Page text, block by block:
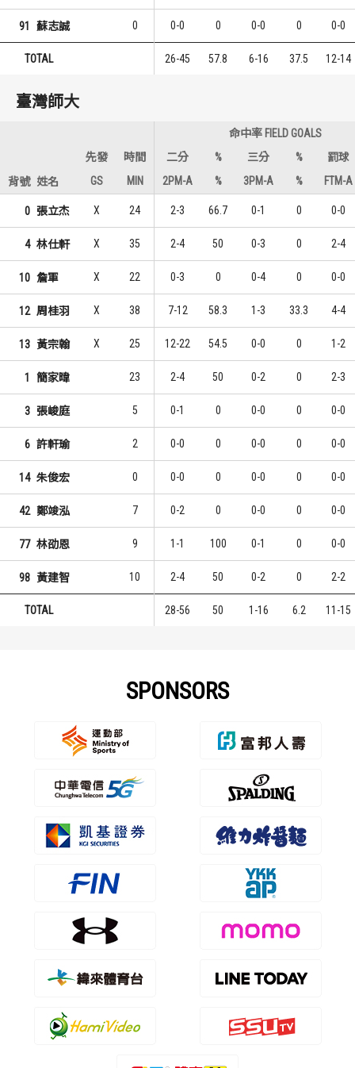
91 蘇志誠 0 0-0 0 0-0 0 0-0
TOTAL 26-45 57.8 6-16 37.5 12-14
臺灣師大
命中率 FIELD GOALS
先發
時間 二分 % 三分 %
罰球
背號 姓名 GS MIN 2PM-A % 3PM-A % FTM-A
0 張立杰 X 24 2-3 66.7 0-1 0 0-0
4 林仕軒 X 35 2-4 50 0-3 0 2-4
10 詹軍 X 22 0-3 0 0-4 0 0-0
12 周桂羽 X 38 7-12 58.3 1-3 33.3 4-4
13 黃宗翰 X 25 12-22 54.5 0-0 0 1-2
1 簡家暐 23 2-4 50 0-2 0 2-3
3 張峻庭 5 0-1 0 0-0 0 0-0
6 許軒瑜 2 0-0 0 0-0 0 0-0
14 朱俊宏 0 0-0 0 0-0 0 0-0
42 鄭竣泓 7 0-2 0 0-0 0 0-0
77 林劭恩 9 1-1 100 0-1 0 0-0
98 黃建智 10 2-4 50 0-2 0 2-2
TOTAL 28-56 50 1-16 6.2 11-15
SPONSORS